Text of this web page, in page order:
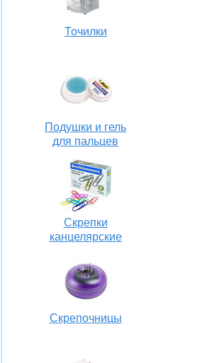
Точилки
Подушки и гель
для пальцев
Скрепки
канцелярские
Скрепочницы